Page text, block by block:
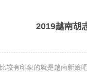
2019越南胡
较有印象的就是越南新娘